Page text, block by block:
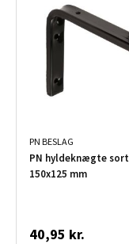
PN BESLAG
PN hyldeknægte sort
150x125 mm
40,95 kr.